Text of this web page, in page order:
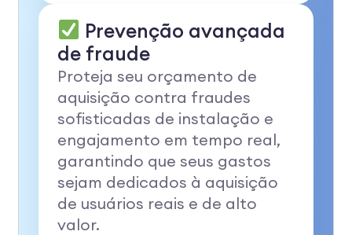
Prevenção avançada
de fraude
Proteja seu orçamento de
aquisição contra fraudes
sofisticadas de instalação e
engajamento em tempo real,
garantindo que seus gastos
sejam dedicados à aquisição
de usuários reais e de alto
valor.